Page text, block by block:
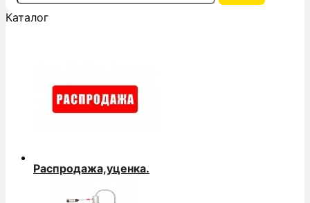
Каталог
Распродажа,уценка.